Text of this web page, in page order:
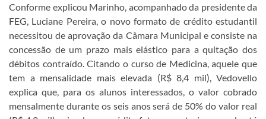
Conforme explicou Marinho, acompanhado da presidente da
FEG, Luciane Pereira, o novo formato de crédito estudantil
necessitou de aprovação da Câmara Municipal e consiste na
concessão de um prazo mais elástico para a quitação dos
débitos contraído. Citando o curso de Medicina, aquele que
tem a mensalidade mais elevada (R$ 8,4 mil), Vedovello
explica que, para os alunos interessados, o valor cobrado
mensalmente durante os seis anos será de 50% do valor real